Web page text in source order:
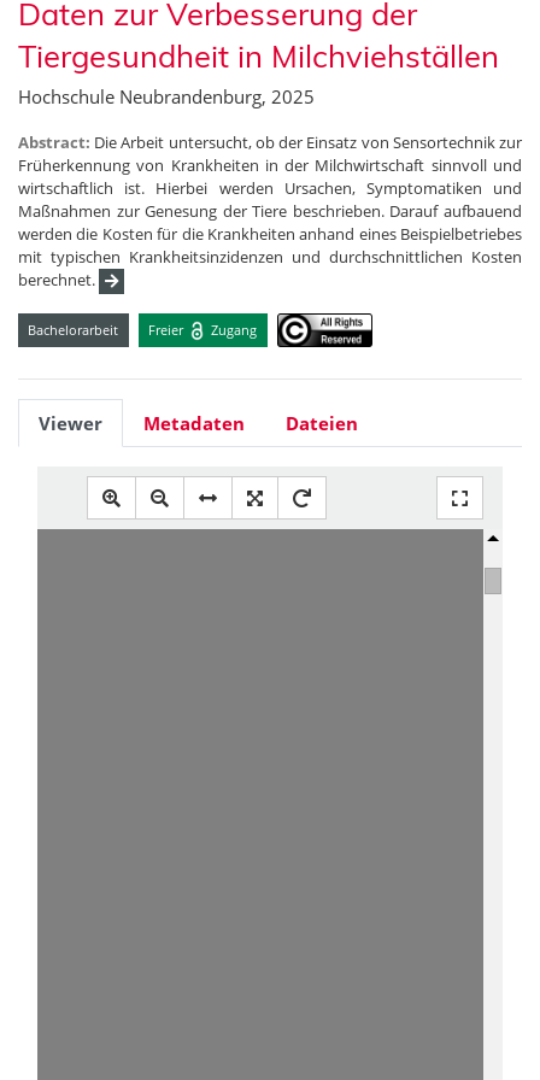
Daten zur Verbesserung der
Tiergesundheit in Milchviehställen
Hochschule Neubrandenburg, 2025
Abstract: Die Arbeit untersucht, ob der Einsatz von Sensortechnik zur
Früherkennung von Krankheiten in der Milchwirtschaft sinnvoll und
wirtschaftlich ist. Hierbei werden Ursachen, Symptomatiken und
Maßnahmen zur Genesung der Tiere beschrieben. Darauf aufbauend
werden die Kosten für die Krankheiten anhand eines Beispielbetriebes
mit typischen Krankheitsinzidenzen und durchschnittlichen Kosten
berechnet.
Bachelorarbeit Freier Zugang
Viewer Metadaten Dateien